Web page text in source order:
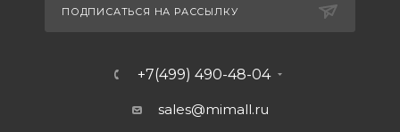
ПОДПИСАТЬСЯ НА РАССЫЛКУ
+7(499) 490-48-04
sales@mimall.ru